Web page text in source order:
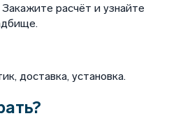
расчёт и узнайте
доставка, установка.